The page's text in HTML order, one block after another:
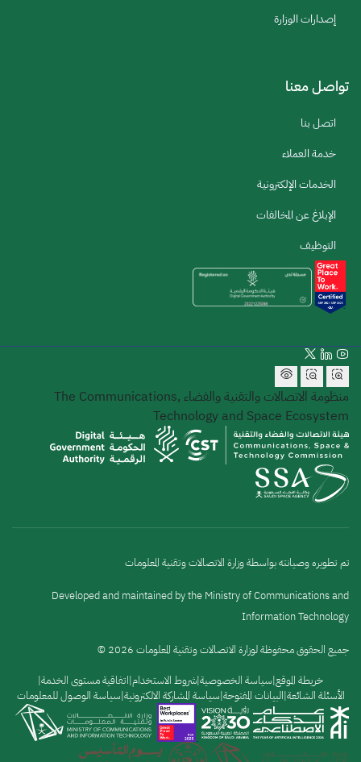
إصدارات الوزارة
تواصل معنا
اتصل بنا
خدمة العملاء
الخدمات الإلكترونية
الإبلاغ عن المخالفات
التوظيف
منظومة الاتصالات والتقنية والفضاء The Communications,
Technology and Space Ecosystem
تم تطويره وصيانته بواسطة وزارة الاتصالات وتقنية المعلومات
Developed and maintained by the Ministry of Communications and
Information Technology
جميع الحقوق محفوظة لوزارة الاتصالات وتقنية المعلومات 2026 ©
القائمة
السفلية
خريطة الموقع سياسة الخصوصية شروط الاستخدام اتفاقية مستوى الخدمة
الأسئلة الشائعة البيانات المفتوحة سياسة المشاركة الالكترونية سياسة الوصول للمعلومات